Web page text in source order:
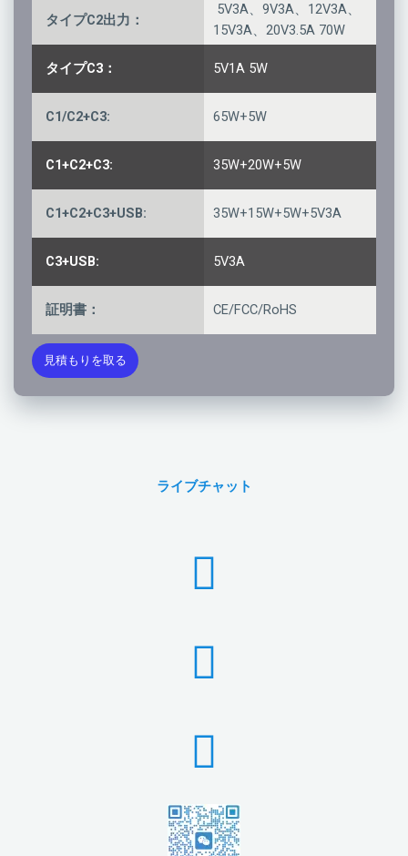
タイプC2出力：
5V3A、9V3A、12V3A、
15V3A、20V3.5A 70W
タイプC3： 5V1A 5W
C1/C2+C3: 65W+5W
C1+C2+C3: 35W+20W+5W
C1+C2+C3+USB: 35W+15W+5W+5V3A
C3+USB: 5V3A
証明書： CE/FCC/RoHS
見積もりを取る
ライブチャット